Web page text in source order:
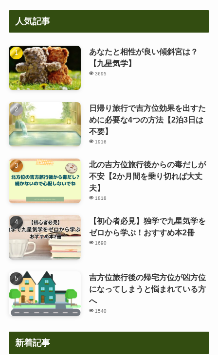
人気記事
あなたと相性が良い傾斜宮は？
【九星気学】
3695
日帰り旅行で吉方位効果を出すた
めに必要な4つの方法【2泊3日は
不要】
1916
北の吉方位旅行後からの毒だしが
不安【2か月間を乗り切れば大丈
夫】
1818
【初心者必見】独学で九星気学を
ゼロから学ぶ！おすすめ本2冊
1690
吉方位旅行後の帰宅方位が凶方位
になってしまうと悩まれている方
へ
1540
新着記事